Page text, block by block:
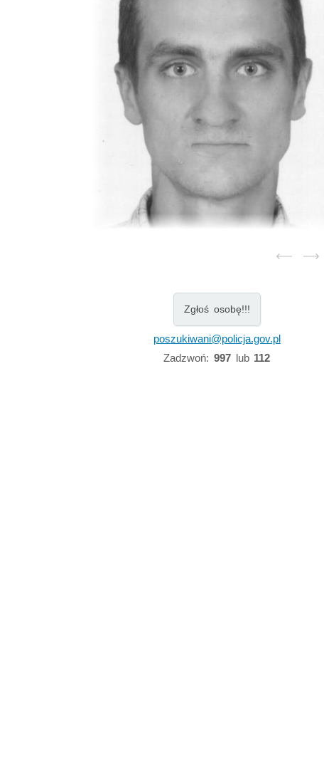
Zgłoś osobę!!!
poszukiwani@policja.gov.pl
Zadzwoń: 997lub 112